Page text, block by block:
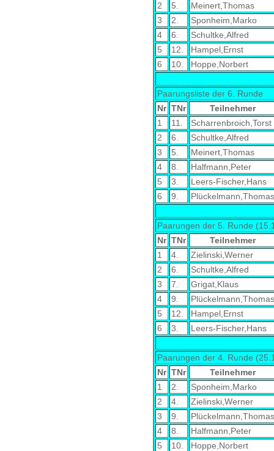
2
5.
Meinert,Thomas
3
2.
Sponheim,Marko
4
6.
Schultke,Alfred
5
12.
Hampel,Ernst
6
10. Hoppe,Norbert
Paarungsliste der 6. Runde
Nr TNr
Teilnehmer
1
11.
Scharrenbroich,Torst
2
6.
Schultke,Alfred
3
5.
Meinert,Thomas
4
8.
Halfmann,Peter
5
3.
Leers-Fischer,Hans
6
9. Plückelmann,Thomas
Paarungen der 5. Runde
Nr TNr
Teilnehmer
1
4.
Zielinski,Werner
2
6.
Schultke,Alfred
3
7.
Grigat,Klaus
4
9.
Plückelmann,Thomas
5
12.
Hampel,Ernst
6
3. Leers-Fischer,Hans
Paarungen der 4. Runde
Nr TNr
Teilnehmer
1
2.
Sponheim,Marko
2
4.
Zielinski,Werner
3
9.
Plückelmann,Thomas
4
8.
Halfmann,Peter
5
10.
Hoppe,Norbert